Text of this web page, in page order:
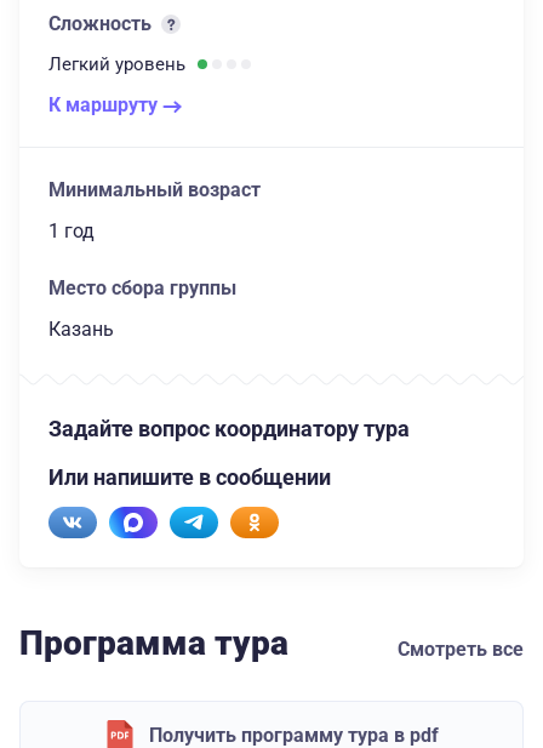
Сложность
Легкий уровень
К маршруту
Минимальный возраст
1 год
Место сбора группы
Казань
Задайте вопрос координатору тура
Или напишите в сообщении
Программа тура Смотреть все
Получить программу тура в pdf